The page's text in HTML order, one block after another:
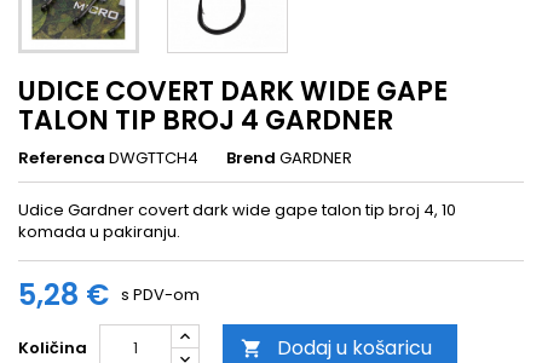
UDICE COVERT DARK WIDE GAPE
TALON TIP BROJ 4 GARDNER
Referenca DWGTTCH4 Brend GARDNER
Udice Gardner covert dark wide gape talon tip broj 4, 10
komada u pakiranju.
5,28 € s PDV-om
Količina  Dodaj u košaricu